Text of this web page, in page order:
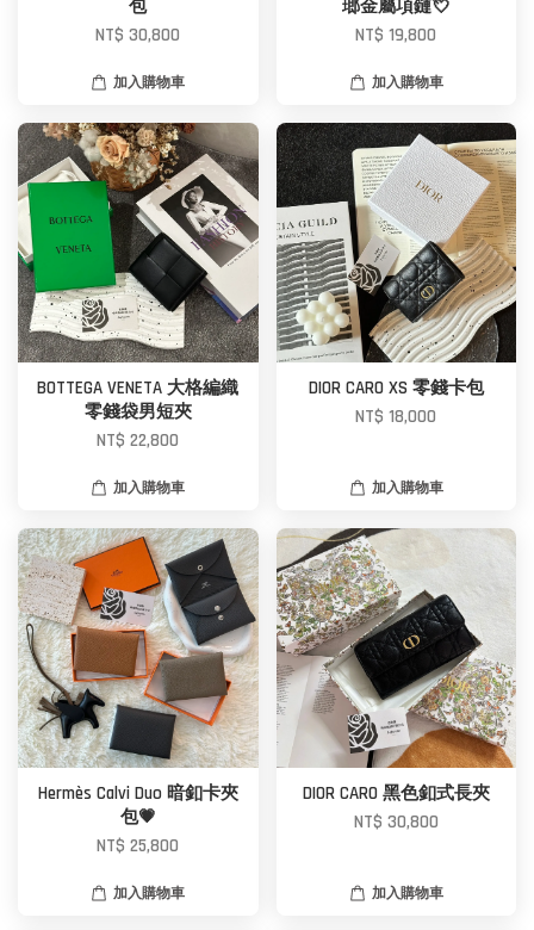
包
NT$ 30,800
加入購物車
瑯金屬項鏈💘
NT$ 19,800
加入購物車
BOTTEGA VENETA 大格編織
零錢袋男短夾
NT$ 22,800
加入購物車
DIOR CARO XS 零錢卡包
NT$ 18,000
加入購物車
Hermès Calvi Duo 暗釦卡夾
包💗
NT$ 25,800
加入購物車
DIOR CARO 黑色釦式長夾
NT$ 30,800
加入購物車